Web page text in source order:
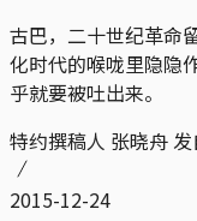
古巴，二十世纪革命
化时代的喉咙里隐隐
乎就要被吐出来。
特约撰稿人 张晓舟
2015-12-24